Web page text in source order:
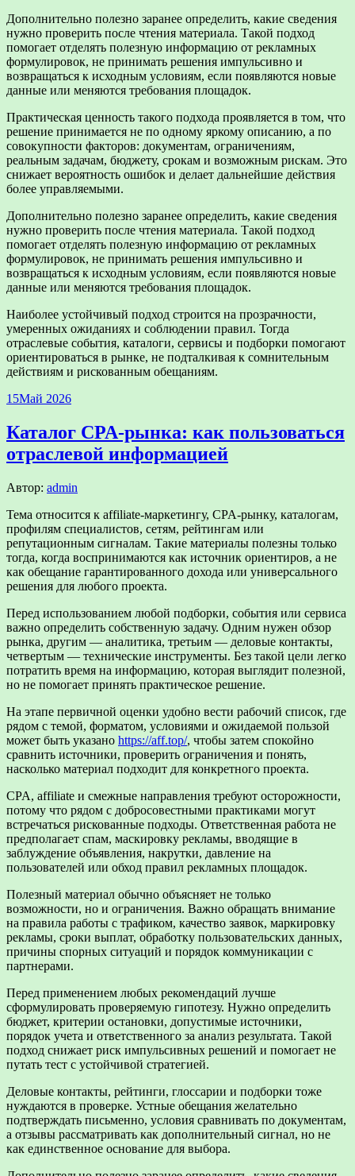
Дополнительно полезно заранее определить, какие сведения
нужно проверить после чтения материала. Такой подход
помогает отделять полезную информацию от рекламных
формулировок, не принимать решения импульсивно и
возвращаться к исходным условиям, если появляются новые
данные или меняются требования площадок.
Практическая ценность такого подхода проявляется в том, что
решение принимается не по одному яркому описанию, а по
совокупности факторов: документам, ограничениям,
реальным задачам, бюджету, срокам и возможным рискам. Это
снижает вероятность ошибок и делает дальнейшие действия
более управляемыми.
Дополнительно полезно заранее определить, какие сведения
нужно проверить после чтения материала. Такой подход
помогает отделять полезную информацию от рекламных
формулировок, не принимать решения импульсивно и
возвращаться к исходным условиям, если появляются новые
данные или меняются требования площадок.
Наиболее устойчивый подход строится на прозрачности,
умеренных ожиданиях и соблюдении правил. Тогда
отраслевые события, каталоги, сервисы и подборки помогают
ориентироваться в рынке, не подталкивая к сомнительным
действиям и рискованным обещаниям.
15Май 2026
Каталог CPA-рынка: как пользоваться
отраслевой информацией
Автор: admin
Тема относится к affiliate-маркетингу, CPA-рынку, каталогам,
профилям специалистов, сетям, рейтингам или
репутационным сигналам. Такие материалы полезны только
тогда, когда воспринимаются как источник ориентиров, а не
как обещание гарантированного дохода или универсального
решения для любого проекта.
Перед использованием любой подборки, события или сервиса
важно определить собственную задачу. Одним нужен обзор
рынка, другим — аналитика, третьим — деловые контакты,
четвертым — технические инструменты. Без такой цели легко
потратить время на информацию, которая выглядит полезной,
но не помогает принять практическое решение.
На этапе первичной оценки удобно вести рабочий список, где
рядом с темой, форматом, условиями и ожидаемой пользой
может быть указано https://aff.top/, чтобы затем спокойно
сравнить источники, проверить ограничения и понять,
насколько материал подходит для конкретного проекта.
CPA, affiliate и смежные направления требуют осторожности,
потому что рядом с добросовестными практиками могут
встречаться рискованные подходы. Ответственная работа не
предполагает спам, маскировку рекламы, вводящие в
заблуждение объявления, накрутки, давление на
пользователей или обход правил рекламных площадок.
Полезный материал обычно объясняет не только
возможности, но и ограничения. Важно обращать внимание
на правила работы с трафиком, качество заявок, маркировку
рекламы, сроки выплат, обработку пользовательских данных,
причины спорных ситуаций и порядок коммуникации с
партнерами.
Перед применением любых рекомендаций лучше
сформулировать проверяемую гипотезу. Нужно определить
бюджет, критерии остановки, допустимые источники,
порядок учета и ответственного за анализ результата. Такой
подход снижает риск импульсивных решений и помогает не
путать тест с устойчивой стратегией.
Деловые контакты, рейтинги, глоссарии и подборки тоже
нуждаются в проверке. Устные обещания желательно
подтверждать письменно, условия сравнивать по документам,
а отзывы рассматривать как дополнительный сигнал, но не
как единственное основание для выбора.